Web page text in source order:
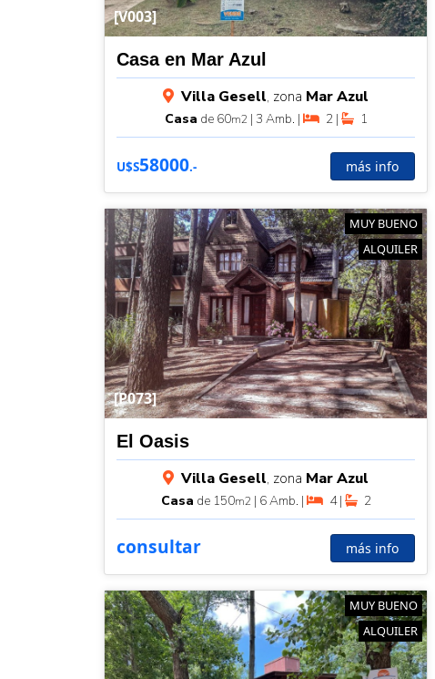
[V003]
Casa en Mar Azul
Villa Gesell, zona Mar Azul
Casa de 60m2 | 3 Amb. | 2 | 1
U$S58000.- más info
[P073]
MUY BUENO
ALQUILER
El Oasis
Villa Gesell, zona Mar Azul
Casa de 150m2 | 6 Amb. | 4 | 2
consultar más info
MUY BUENO
ALQUILER